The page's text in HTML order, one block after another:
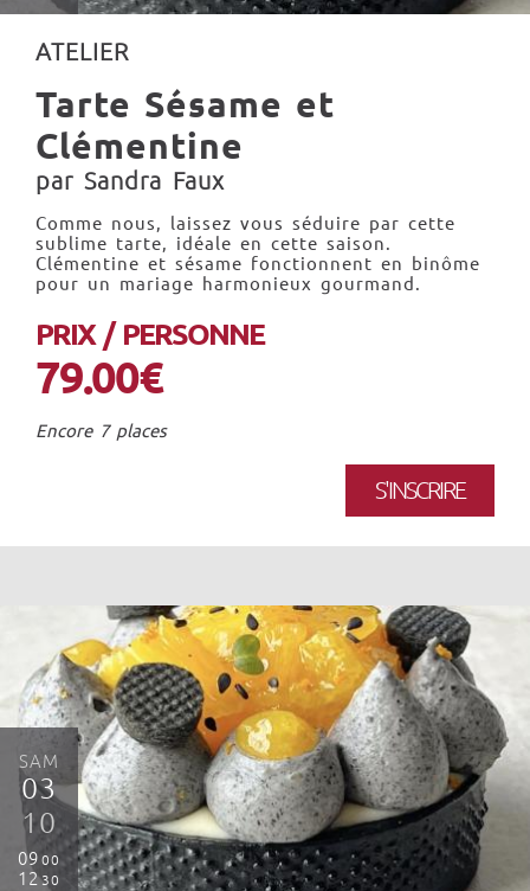
ATELIER
Tarte Sésame et
Clémentine
par Sandra Faux
Comme nous, laissez vous séduire par cette
sublime tarte, idéale en cette saison.
Clémentine et sésame fonctionnent en binôme
pour un mariage harmonieux gourmand.
PRIX / PERSONNE
79.00€
Encore 7 places
S'INSCRIRE
SAM
03
10
09 00
1230